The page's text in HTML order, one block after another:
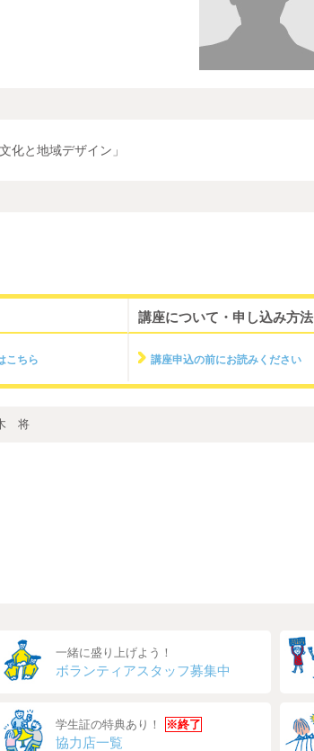
と地域デザイン」
こちら
講座について・申し込み方法
講座申込の前にお読みください
将
一緒に盛り上げよう！
ボランティアスタッフ募集中
学生証の特典あり！ ※終了
協力店一覧